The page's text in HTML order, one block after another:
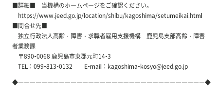
■詳細■ 当機構のホームページをご確認ください。
https://www.jeed.go.jp/location/shibu/kagoshima/setumeikai.html
■問合せ先■
独立行政法人高齢・障害・求職者雇用支援機構 鹿児島支部高齢・障害
者業務課
〒890-0068 鹿児島市東郡元町14-3
TEL：099-813-0132 E-mail：kagoshima-kosyo@jeed.go.jp
◆――――――――――――――――――――――――――――――――◆